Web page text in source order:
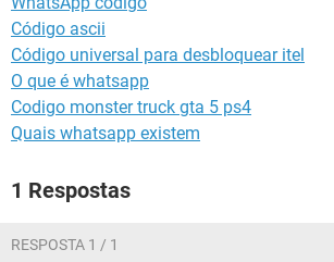
GUIA DE COMPRAS
Código ascii
Código universal para desbloquear itel
O que é whatsapp
Codigo monster truck gta 5 ps4
Quais whatsapp existem
1 Respostas
RESPOSTA 1 / 1